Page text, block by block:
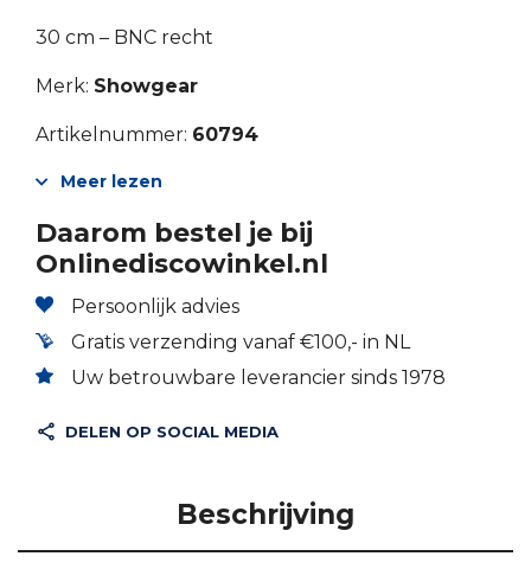
30 cm – BNC recht
Merk: Showgear
Artikelnummer: 60794
Meer lezen
Daarom bestel je bij
Onlinediscowinkel.nl
Persoonlijk advies
Gratis verzending vanaf €100,- in NL
Uw betrouwbare leverancier sinds 1978
DELEN OP SOCIAL MEDIA
Beschrijving